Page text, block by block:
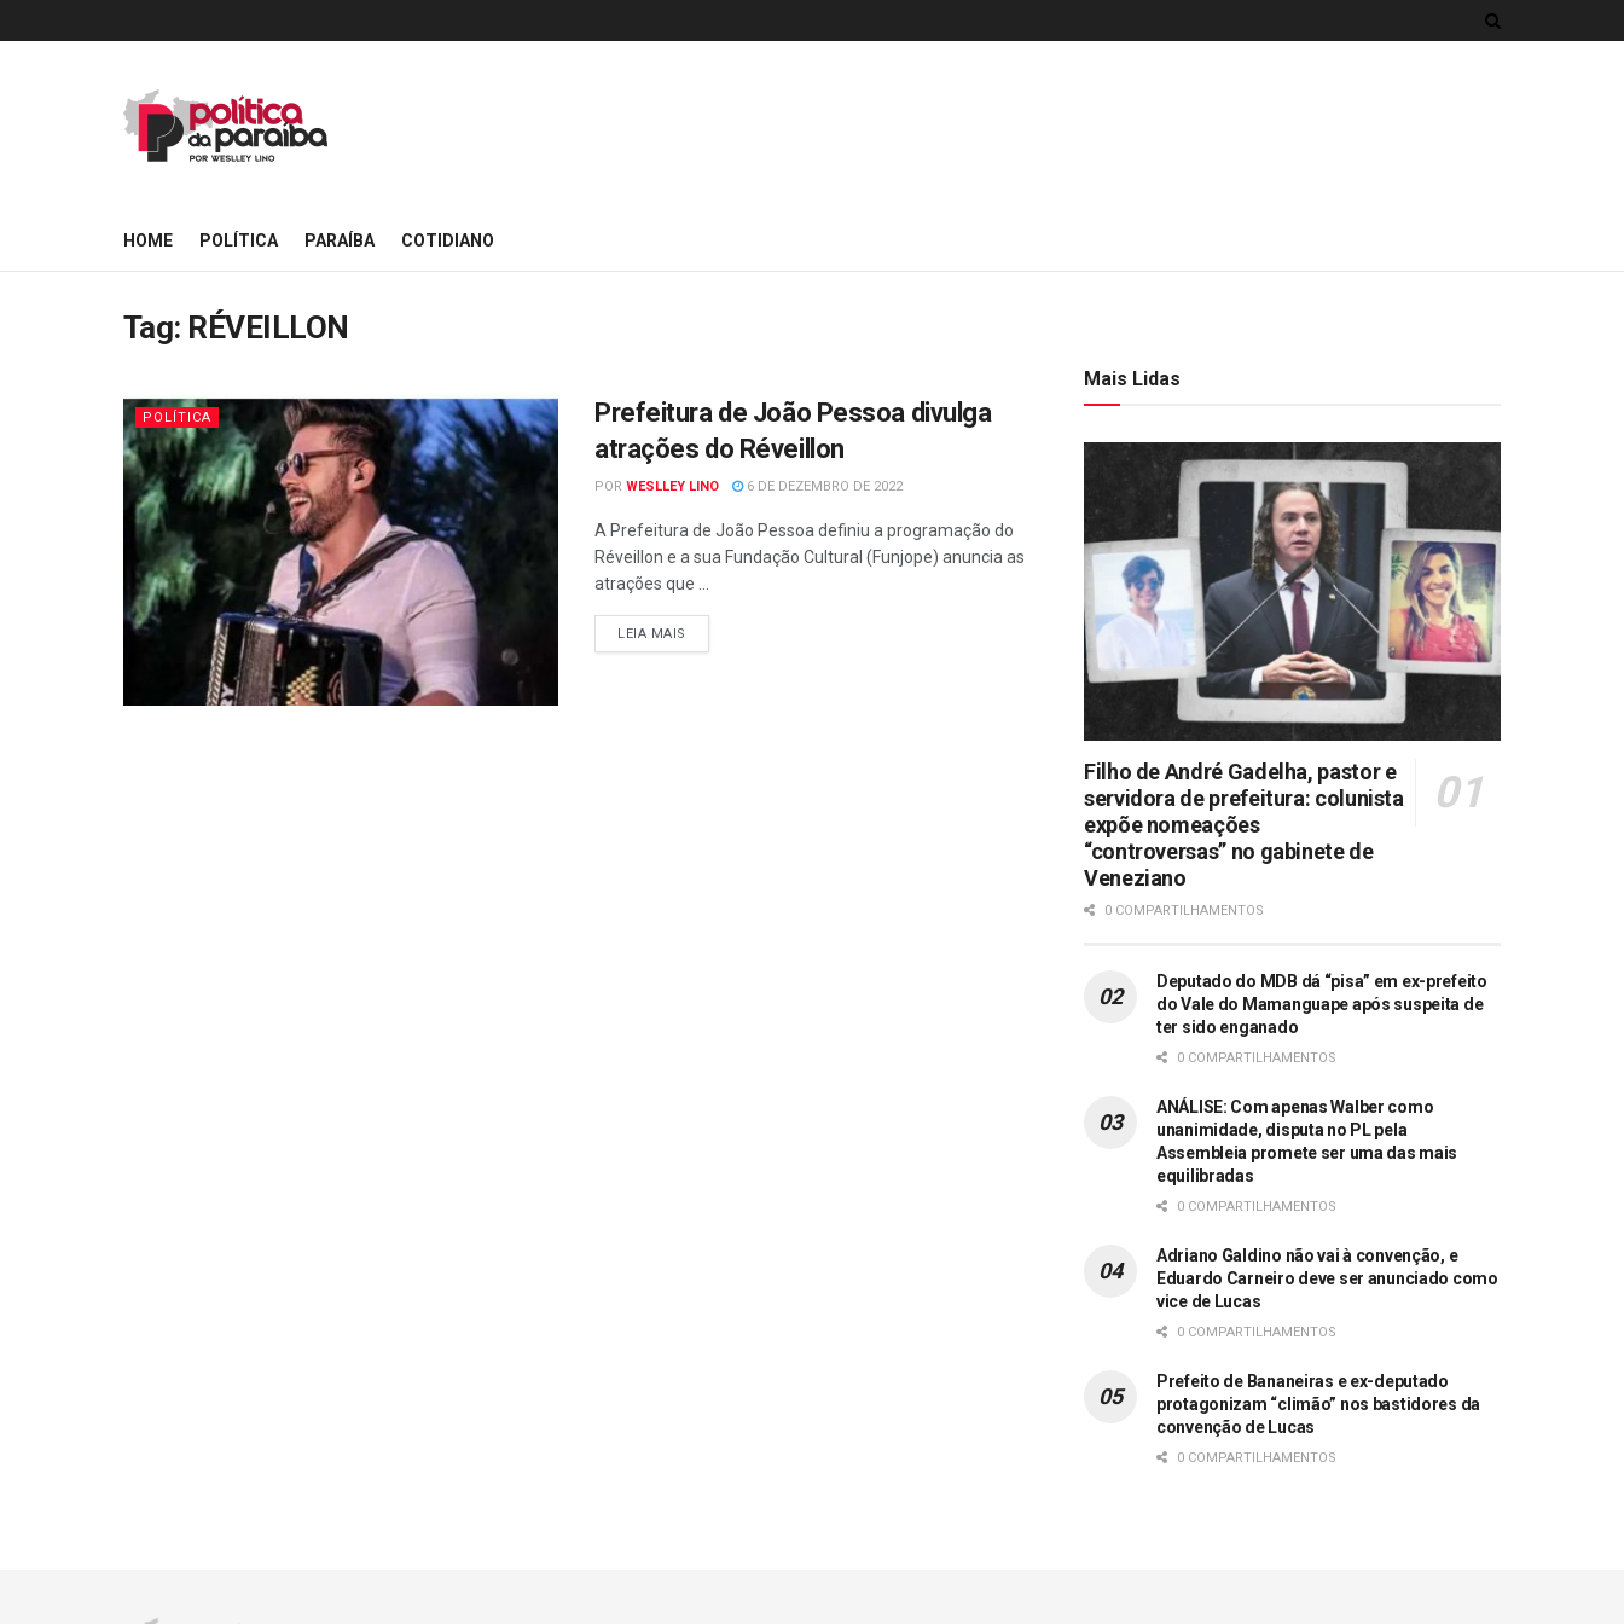
HOME POLÍTICA PARAÍBA COTIDIANO
Tag: RÉVEILLON
POLÍTICA
Prefeitura de João Pessoa divulga
atrações do Réveillon
POR WESLLEY LINO 6 DE DEZEMBRO DE 2022
A Prefeitura de João Pessoa definiu a programação do
Réveillon e a sua Fundação Cultural (Funjope) anuncia as
atrações que ...
LEIA MAIS
Mais Lidas
Filho de André Gadelha, pastor e
servidora de prefeitura: colunista
expõe nomeações
“controversas” no gabinete de
Veneziano
0 COMPARTILHAMENTOS
Deputado do MDB dá “pisa” em ex-prefeito
do Vale do Mamanguape após suspeita de
ter sido enganado
0 COMPARTILHAMENTOS
ANÁLISE: Com apenas Walber como
unanimidade, disputa no PL pela
Assembleia promete ser uma das mais
equilibradas
0 COMPARTILHAMENTOS
Adriano Galdino não vai à convenção, e
Eduardo Carneiro deve ser anunciado como
vice de Lucas
0 COMPARTILHAMENTOS
Prefeito de Bananeiras e ex-deputado
protagonizam “climão” nos bastidores da
convenção de Lucas
0 COMPARTILHAMENTOS